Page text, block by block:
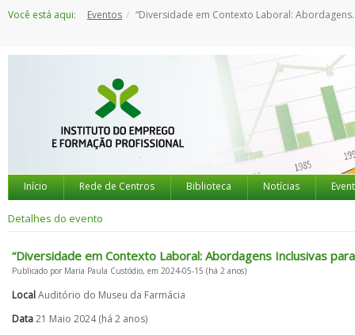
paraVocê está aqui: Eventos “Diversidade em Contexto Laboral: Abordagens Inclusivas para a Integração de Pessoas Migrantes”
Início Rede de Centros Biblioteca Notícias
Detalhes do evento
“Diversidade em Contexto Laboral: Abordagens Inclusivas
Publicado por Maria Paula Custódio, em 2024-05-15 (há 2 anos)
LocalAuditório do Museu da Farmácia
Data21 Maio 2024 (há 2 anos)